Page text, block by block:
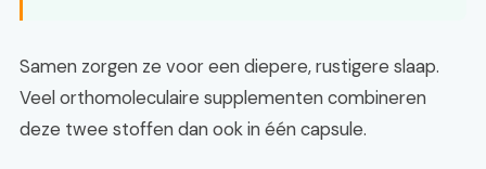
Samen zorgen ze voor een diepere, rustigere slaap.
Veel orthomoleculaire supplementen combineren
deze twee stoffen dan ook in één capsule.